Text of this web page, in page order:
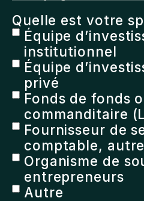
Quelle est votre
Équipe
institutionnel
Équipe
privé
Fonds de fonds
commanditaire
Fournisseur de
comptable,
Organisme de
entrepreneurs
Autre